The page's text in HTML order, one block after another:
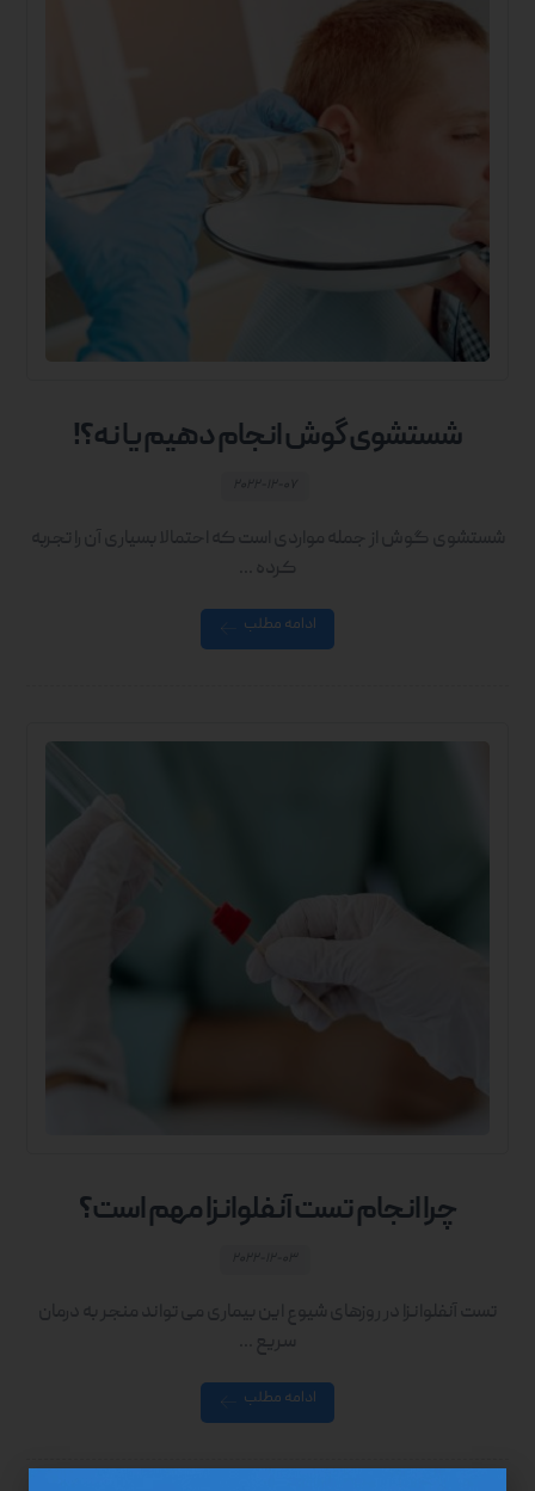
شستشوی گوش انجام دهیم یا نه؟!
شستشوی گوش از جمله مواردی است که احتمالا بسیاری آن را تجربه
ادامه مطلب
چرا انجام تست آنفلوانزا مهم است؟
تست آنفلوانزا در روزهای شیوع این بیماری می تواند منجر به درمان
ادامه مطلب